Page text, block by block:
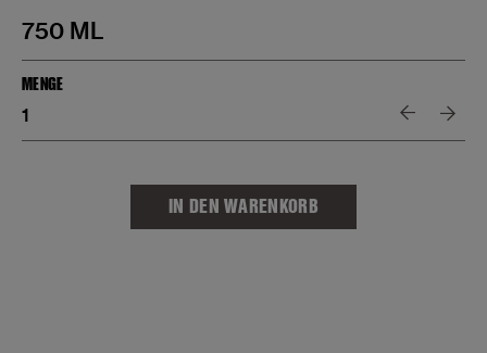
750 ML
MENGE
2024
–
IN DEN WARENKORB